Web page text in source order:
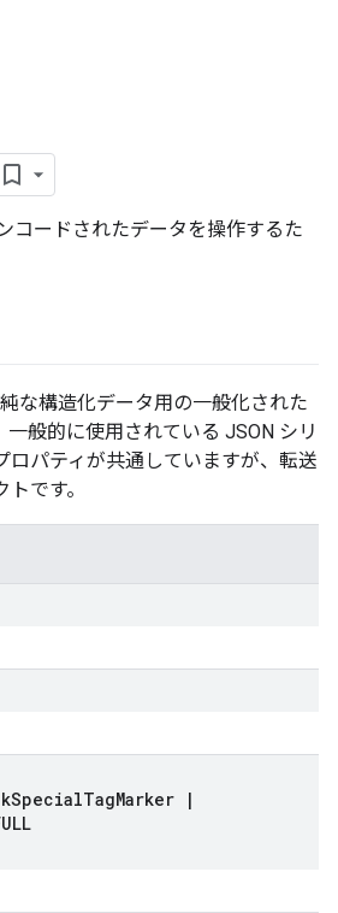
コードされたデータを操作するた
な構造化データ用の一般化された
一般的に使用されている JSON シリ
ロパティが共通していますが、転送
です。
SpecialTagMarker
|